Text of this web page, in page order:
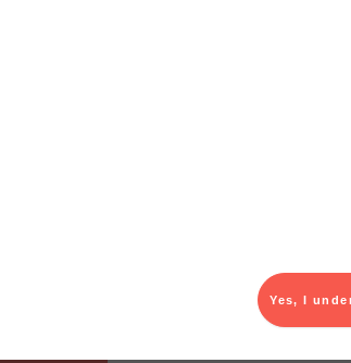
Snabb och
Genom nyheten
kunder på det sätt som
betalterminal i
Välj Verifone Pay för
Yes, I